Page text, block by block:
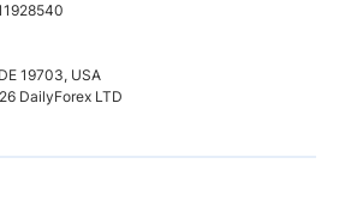
19703, USA
DailyForex LTD